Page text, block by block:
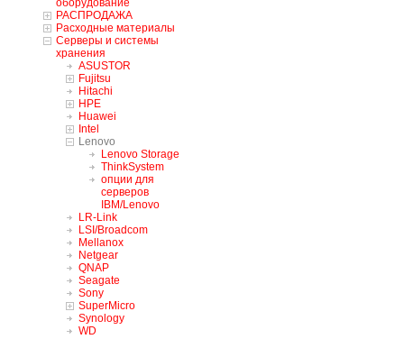
оборудование
РАСПРОДАЖА
Расходные материалы
Серверы и системы
хранения
ASUSTOR
Fujitsu
Hitachi
HPE
Huawei
Intel
Lenovo
Lenovo Storage
ThinkSystem
опции для
серверов
IBM/Lenovo
LR-Link
LSI/Broadcom
Mellanox
Netgear
QNAP
Seagate
Sony
SuperMicro
Synology
WD